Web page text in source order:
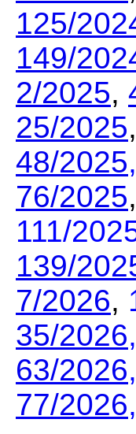
125/
149/
2/2025,
25/2025,
48/2025
76/2025,
111/
139/
7/2026,
35/2026,
63/2026,
77/2026,